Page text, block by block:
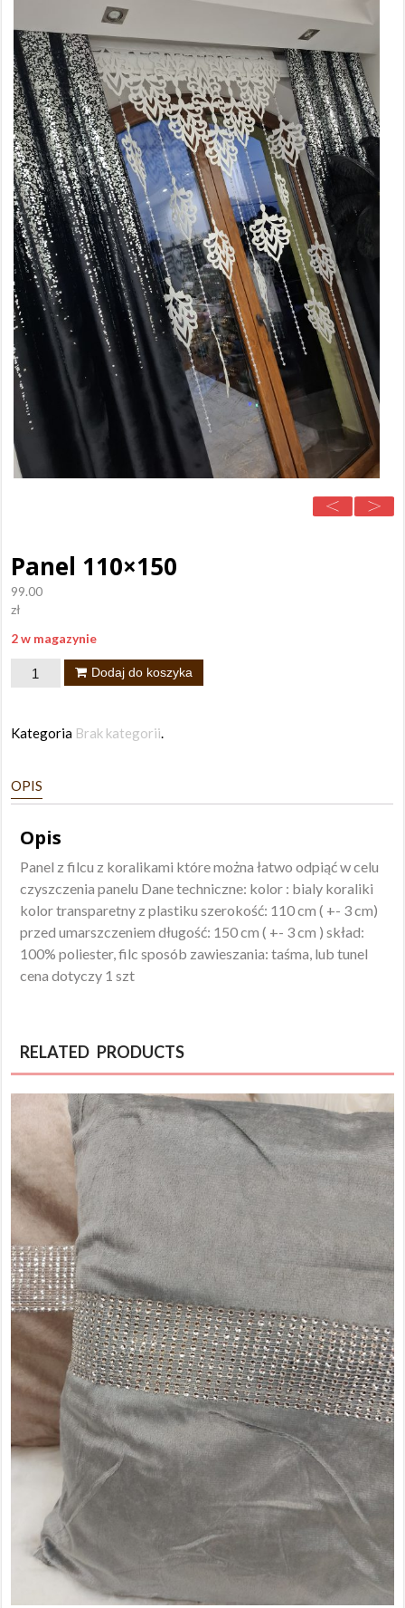
Panel 110×150
99.00
zł
2 w magazynie
ilość
Dodaj do koszyka
Kategoria Brak kategorii.
OPIS
Opis
Panel z filcu z koralikami które można łatwo odpiąć w celu
czyszczenia panelu Dane techniczne: kolor : bialy koraliki
kolor transparetny z plastiku szerokość: 110 cm ( +- 3 cm)
przed umarszczeniem długość: 150 cm ( +- 3 cm ) skład:
100% poliester, filc sposób zawieszania: taśma, lub tunel
cena dotyczy 1 szt
RELATED PRODUCTS